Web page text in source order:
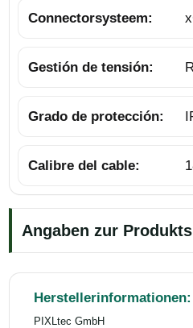
Connector­systeem:
Gestión de tensión:
Grado de protección:
Calibre del cable:
Angaben zur
Herstellerinformationen:
PIXLtec GmbH